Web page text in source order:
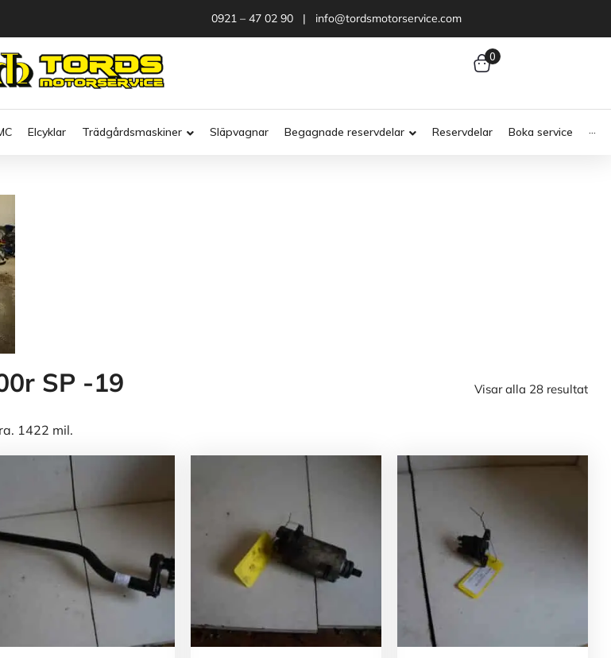
0921 – 47 02 90 | info@tordsmotorservice.com
0
Elcyklar Trädgårdsmaskiner Släpvagnar Begagnade reservdelar Reservdelar Boka service ···
SP -19
Visar alla 28 resultat
1422 mil.